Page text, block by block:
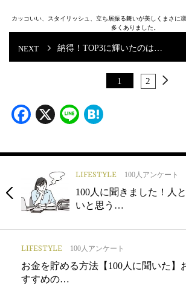
カッコいい、スタイリッシュ、立ち居振る舞いが美しくまさに
多くありました。
納得！TOP3に輝いたのは…
1 2
Facebook
X Line
LIFESTYLE 100人アンケート
100人に聞きました！人
いと思う…
LIFESTYLE 100人アンケート
お金を貯める方法【100人に聞いた】
すすめの…